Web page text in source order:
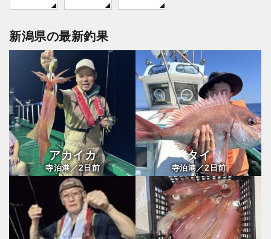
新潟県の最新釣果
アカイカ
寺泊港／2日前
タイ
寺泊港／2日前